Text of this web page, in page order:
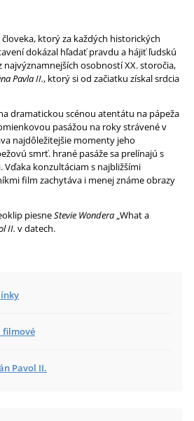
človeka, ktorý za každých historických
dokázal hľadať pravdu a hájiť ľudskú
osobností XX. storočia,
Pavla II., ktorý si od začiatku získal srdcia
dramatickou scénou atentátu na pápeža
pasážou na roky strávené v
najdôležitejšie momenty jeho
smrť. hrané pasáže sa prelínajú s
konzultáciam s najbližšími
film zachytáva i menej známe obrazy
piesneStevie Wondera „What a
II. v datech.
filmové
Pavol II.